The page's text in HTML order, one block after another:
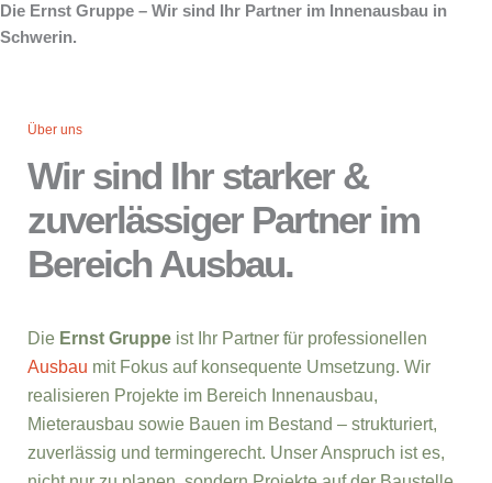
Die Ernst Gruppe – Wir sind Ihr Partner im Innenausbau in
Schwerin.
Über uns
Wir sind Ihr starker &
zuverlässiger Partner im
Bereich Ausbau.
Die Ernst Gruppe ist Ihr Partner für professionellen
Ausbau mit Fokus auf konsequente Umsetzung. Wir
realisieren Projekte im Bereich Innenausbau,
Mieterausbau sowie Bauen im Bestand – strukturiert,
zuverlässig und termingerecht. Unser Anspruch ist es,